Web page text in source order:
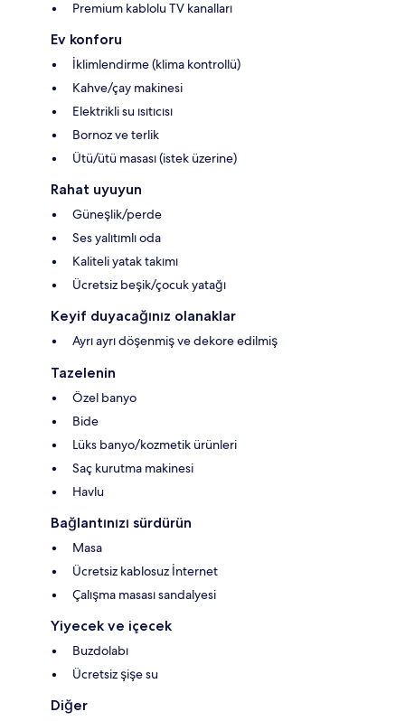
Premium kablolu TV kanalları
Ev konforu
İklimlendirme (klima kontrollü)
Kahve/çay makinesi
Elektrikli su ısıtıcısı
Bornoz ve terlik
Ütü/ütü masası (istek üzerine)
Rahat uyuyun
Güneşlik/perde
Ses yalıtımlı oda
Kaliteli yatak takımı
Ücretsiz beşik/çocuk yatağı
Keyif duyacağınız olanaklar
Ayrı ayrı döşenmiş ve dekore edilmiş
Tazelenin
Özel banyo
Bide
Lüks banyo/kozmetik ürünleri
Saç kurutma makinesi
Havlu
Bağlantınızı sürdürün
Masa
Ücretsiz kablosuz İnternet
Çalışma masası sandalyesi
Yiyecek ve içecek
Buzdolabı
Ücretsiz şişe su
Diğer